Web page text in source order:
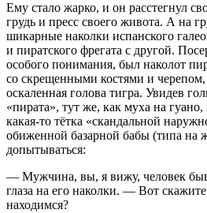
Ему стало жарко, и он расстегнул
грудь и пресс своего живота. А на
шикарные наколки испанского
и пиратского фрегата с другой.
особого понимания, был наколот
со скрещенными костями и
оскаленная голова тигра. Увидев
«пирата», тут же, как муха на
какая-то тётка «скандальной
обиженной базарной бабы (типа на
допытываться:
— Мужчина, вы, я вижу, человек
глаза на его наколки. — Вот
находимся?